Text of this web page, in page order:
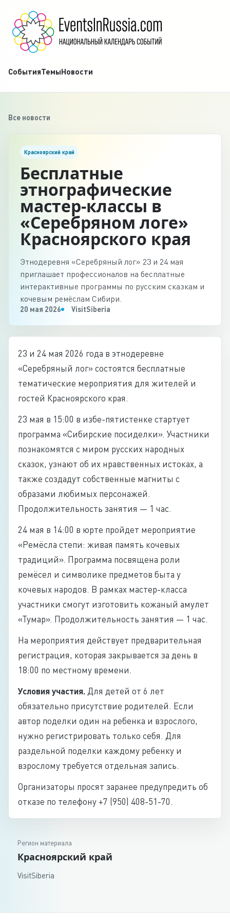
СобытияТемыНовости
Все новости
Красноярский край
Бесплатные
этнографические
мастер-классы в
«Серебряном логе»
Красноярского края
Этнодеревня «Серебряный лог» 23 и 24 мая
приглашает профессионалов на бесплатные
интерактивные программы по русским сказкам и
кочевым ремёслам Сибири.
20 мая 2026 VisitSiberia
23 и 24 мая 2026 года в этнодеревне
«Серебряный лог» состоятся бесплатные
тематические мероприятия для жителей и
гостей Красноярского края.
23 мая в 15:00 в избе-пятистенке стартует
программа «Сибирские посиделки». Участники
познакомятся с миром русских народных
сказок, узнают об их нравственных истоках, а
также создадут собственные магниты с
образами любимых персонажей.
Продолжительность занятия — 1 час.
24 мая в 14:00 в юрте пройдет мероприятие
«Ремёсла степи: живая память кочевых
традиций». Программа посвящена роли
ремёсел и символике предметов быта у
кочевых народов. В рамках мастер-класса
участники смогут изготовить кожаный амулет
«Тумар». Продолжительность занятия — 1 час.
На мероприятия действует предварительная
регистрация, которая закрывается за день в
18:00 по местному времени.
Условия участия. Для детей от 6 лет
обязательно присутствие родителей. Если
автор поделки один на ребенка и взрослого,
нужно регистрировать только себя. Для
раздельной поделки каждому ребенку и
взрослому требуется отдельная запись.
Организаторы просят заранее предупредить об
отказе по телефону +7 (950) 408-51-70.
Регион материала
Красноярский край
VisitSiberia